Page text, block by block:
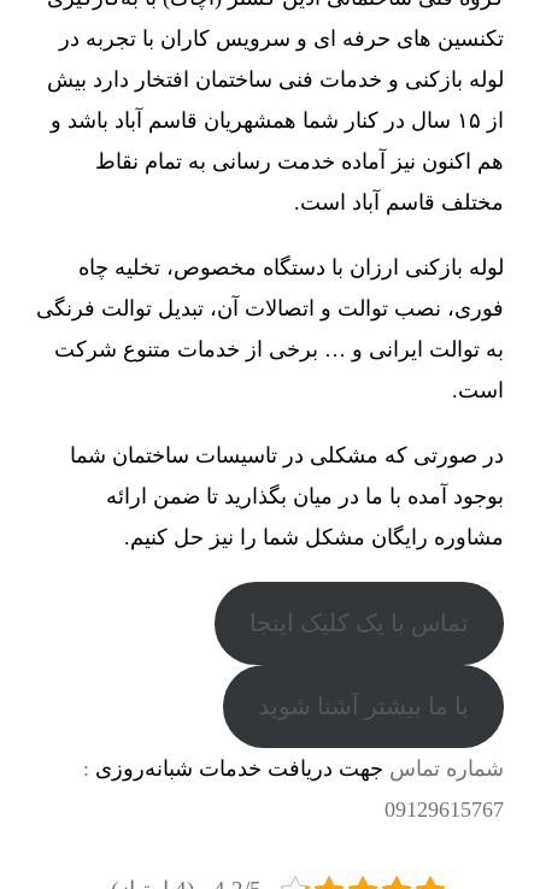
تکنسین های حرفه ای و سرویس کاران با تجربه در
لوله بازکنی و خدمات فنی ساختمان افتخار دارد بیش
از ۱۵ سال در کنار شما همشهریان قاسم آباد باشد و
هم اکنون نیز آماده خدمت رسانی به تمام نقاط
مختلف قاسم آباد است.
لوله بازکنی ارزان با دستگاه مخصوص، تخلیه چاه
فوری، نصب توالت و اتصالات آن، تبدیل توالت فرنگی
به توالت ایرانی و … برخی از خدمات متنوع شرکت
است.
در صورتی که مشکلی در تاسیسات ساختمان شما
بوجود آمده با ما در میان بگذارید تا ضمن ارائه
مشاوره رایگان مشکل شما را نیز حل کنیم.
تماس با یک کلیک اینجا
با ما بیشتر آشنا شوید
شماره تماس جهت دریافت خدمات شبانه‌روزی :
09129615767